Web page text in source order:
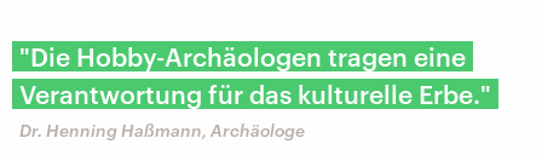
"Die Hobby-Archäologen tragen eine
Verantwortung für das kulturelle Erbe."
Dr. Henning Haßmann, Archäologe